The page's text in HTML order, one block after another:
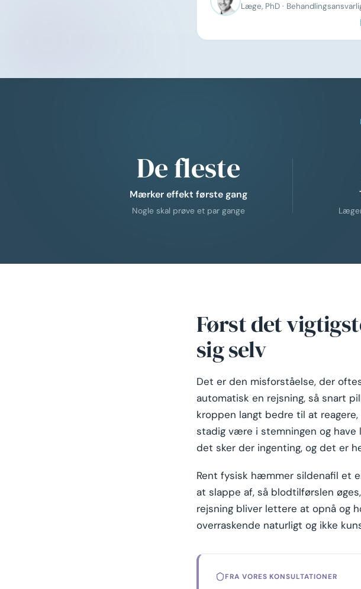
Læge, PhD ·
De fleste
Mærker effekt første gang
Nogle skal prøve et par gange
Først det
sig selv
Det er den misforståelse, der
automatisk en rejsning, så snart
kroppen langt bedre til at
stadig være i stemningen og have
det sker der ingenting, og det er
Rent fysisk hæmmer sildenafil et
at slappe af, så blodtilførslen
rejsning bliver lettere at opnå og
overraskende naturligt og ikke
FRA VORES KONSULTATIONER